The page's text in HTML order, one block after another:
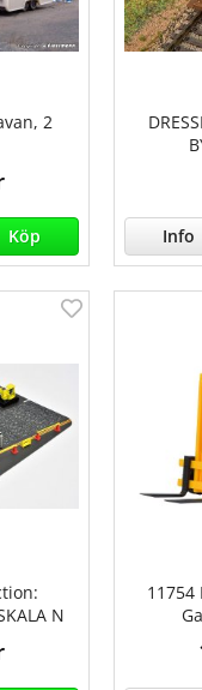
2
Köp Info
N
11754